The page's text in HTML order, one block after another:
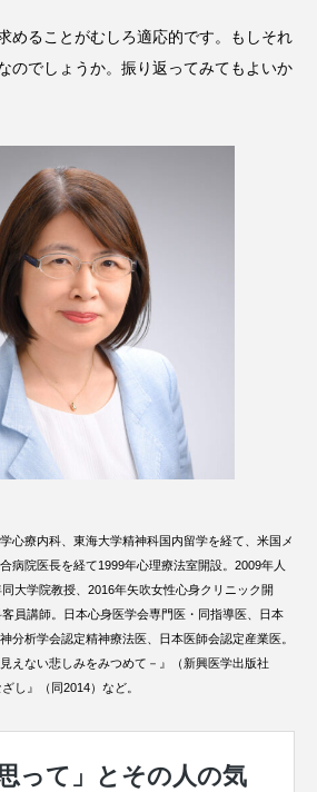
めることがむしろ適応的です。もしそれ
のでしょうか。振り返ってみてもよいか
心療内科、東海大学精神科国内留学を経て、米国メ
病院医長を経て1999年心理療法室開設。2009年人
大学院教授、2016年矢吹女性心身クリニック開
員講師。日本心身医学会専門医・同指導医、日本
分析学会認定精神療法医、日本医師会認定産業医。
えない悲しみをみつめて－』（新興医学出版社
し』（同2014）など。